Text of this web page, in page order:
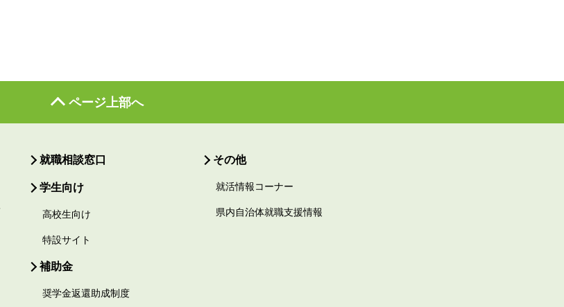
ページ上部へ
就職相談窓口
学生向け
高校生向け
特設サイト
補助金
奨学金返還助成制度
その他
就活情報コーナー
県内自治体就職支援情報